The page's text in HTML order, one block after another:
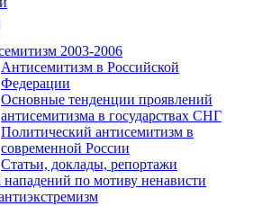
2003-2006
Антисемитизм в Российской
Федерации
Основные тенденции проявлений
антисемитизма в государствах СНГ
Политический антисемитизм в
современной России
Статьи, доклады, репортажи
нападений по мотиву ненависти